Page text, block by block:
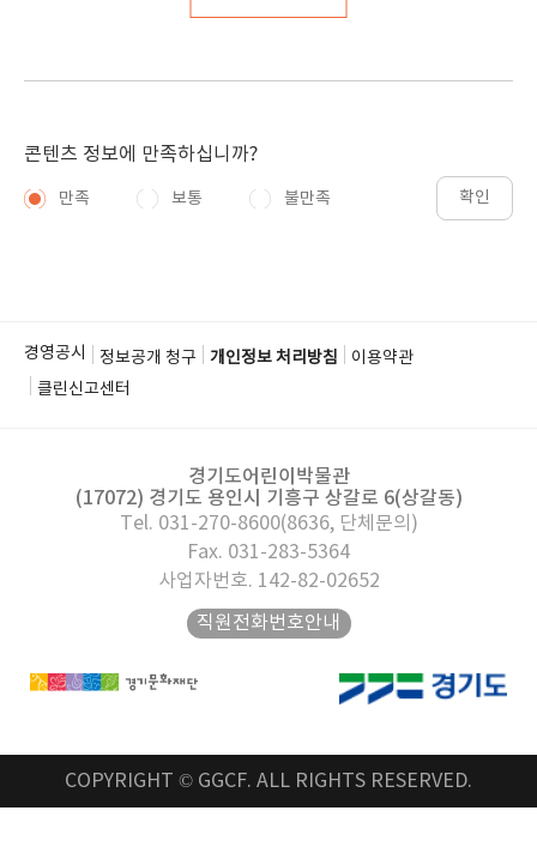
콘텐츠 정보에 만족하십니까?
만족 보통 불만족 확인
경영공시 정보공개 청구 개인정보 처리방침
이용약관
클린신고센터
경기도어린이박물관
(17072) 경기도 용인시 기흥구 상갈로 6(상갈동)
Tel. 031-270-8600(8636, 단체문의)
Fax. 031-283-5364
사업자번호. 142-82-02652
직원전화번호안내
COPYRIGHT © GGCF. ALL RIGHTS RESERVED.